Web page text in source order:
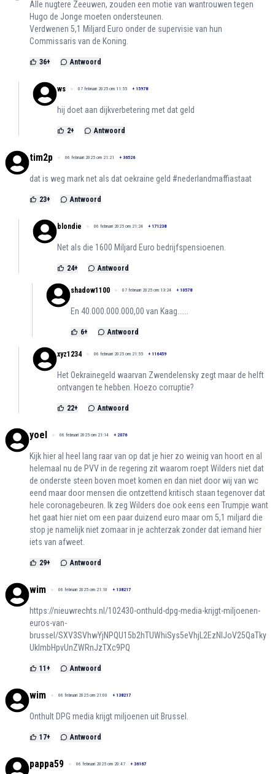
Alle nugtere Zeeuwen, zouden een motie van wantrouwen tegen
Hugo de Jonge moeten ondersteunen.
Verdwenen 5,1 Miljard Euro onder de supervisie van hun
Commissaris van de Koning.
36+ Antwoord
ws 07 februari 2025 om 11:55 + 15978
hij doet aan dijkverbetering met dat geld
2+ Antwoord
tim2p 06 februari 2025 om 21:21 + 36526
dat is weg mark net als dat oekraine geld #nederlandmaffiastaat
23+ Antwoord
blondie 06 februari 2025 om 21:24 + 171238
Net als die 1600 Miljard Euro bedrijfspensioenen.
24+ Antwoord
shadow1100 07 februari 2025 om 13:24 + 10578
En 40.000.000.000,00 van Kaag......
6+ Antwoord
xyz1234 06 februari 2025 om 21:55 + 116459
Het Oekrainegeld waarvan Zwendelensky zegt maar de helft
ontvangen te hebben. Hoezo corruptie?
22+ Antwoord
yoel 06 februari 2025 om 21:14 + 2076
Kijk hier al heel lang raar van op dat je hier zo weinig van hoort en al
helemaal nu de PVV in de regering zit waarom roept Wilders niet dat
de onderste steen boven moet komen en dan niet door wij van wc
eend maar door mensen die ontzettend kritisch staan tegenover dat
hele coronagebeuren. Ik zeg Wilders doe ook eens een Trumpje want
het gaat hier niet om een paar duizend euro maar om 5,1 miljard die
stop je namelijk niet zomaar in je achterzak zonder dat iemand hier
iets van afweet.
29+ Antwoord
wim 06 februari 2025 om 21:10 + 138217
https://nieuwrechts.nl/102430-onthuld-dpg-media-krijgt-miljoenen-
euros-van-
brussel/SXV3SVhwYjNPQU15b2hTUWhiSys5eVhjL2EzNlJoV25QaTky
UklmbHpvUnZWRnJzTXc9PQ
11 + Antwoord
wim 06 februari 2025 om 21:00 + 138217
Onthult DPG media krijgt miljoenen uit Brussel.
17+ Antwoord
pappa59 06 februari 2025 om 20:47 + 36167